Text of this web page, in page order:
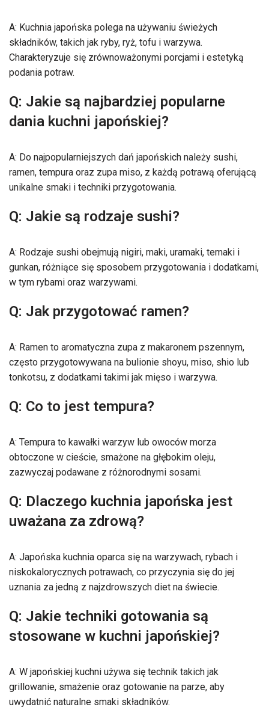
A: Kuchnia japońska polega na używaniu świeżych
składników, takich jak ryby, ryż, tofu i warzywa.
Charakteryzuje się zrównoważonymi porcjami i estetyką
podania potraw.
Q: Jakie są najbardziej popularne
dania kuchni japońskiej?
A: Do najpopularniejszych dań japońskich należy sushi,
ramen, tempura oraz zupa miso, z każdą potrawą oferującą
unikalne smaki i techniki przygotowania.
Q: Jakie są rodzaje sushi?
A: Rodzaje sushi obejmują nigiri, maki, uramaki, temaki i
gunkan, różniące się sposobem przygotowania i dodatkami,
w tym rybami oraz warzywami.
Q: Jak przygotować ramen?
A: Ramen to aromatyczna zupa z makaronem pszennym,
często przygotowywana na bulionie shoyu, miso, shio lub
tonkotsu, z dodatkami takimi jak mięso i warzywa.
Q: Co to jest tempura?
A: Tempura to kawałki warzyw lub owoców morza
obtoczone w cieście, smażone na głębokim oleju,
zazwyczaj podawane z różnorodnymi sosami.
Q: Dlaczego kuchnia japońska jest
uważana za zdrową?
A: Japońska kuchnia oparca się na warzywach, rybach i
niskokalorycznych potrawach, co przyczynia się do jej
uznania za jedną z najzdrowszych diet na świecie.
Q: Jakie techniki gotowania są
stosowane w kuchni japońskiej?
A: W japońskiej kuchni używa się technik takich jak
grillowanie, smażenie oraz gotowanie na parze, aby
uwydatnić naturalne smaki składników.